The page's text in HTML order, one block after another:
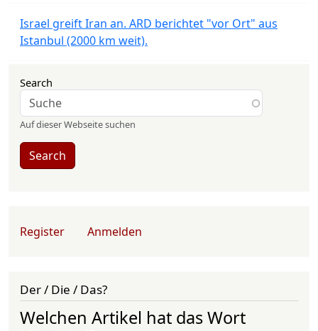
Israel greift Iran an. ARD berichtet "vor Ort" aus
Istanbul (2000 km weit).
Search
Auf dieser Webseite suchen
Search
User account menu
Register Anmelden
Der / Die / Das?
Welchen Artikel hat das Wort